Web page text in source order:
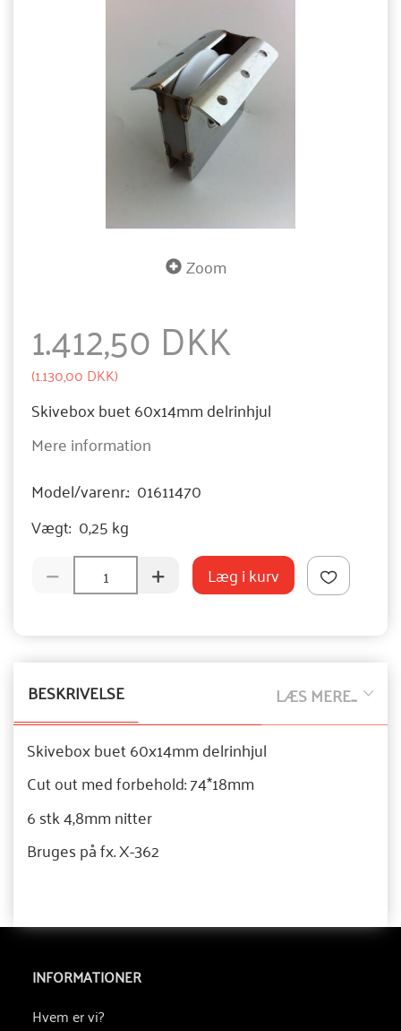
Zoom
1.412,50 DKK
(1.130,00 DKK)
Skivebox buet 60x14mm delrinhjul
Mere information
Model/varenr.: 01611470
Vægt: 0,25 kg
Læg i kurv
LÆS MERE...
BESKRIVELSE
Skivebox buet 60x14mm delrinhjul
Cut out med forbehold: 74*18mm
6 stk 4,8mm nitter
Bruges på fx. X-362
INFORMATIONER
Hvem er vi?